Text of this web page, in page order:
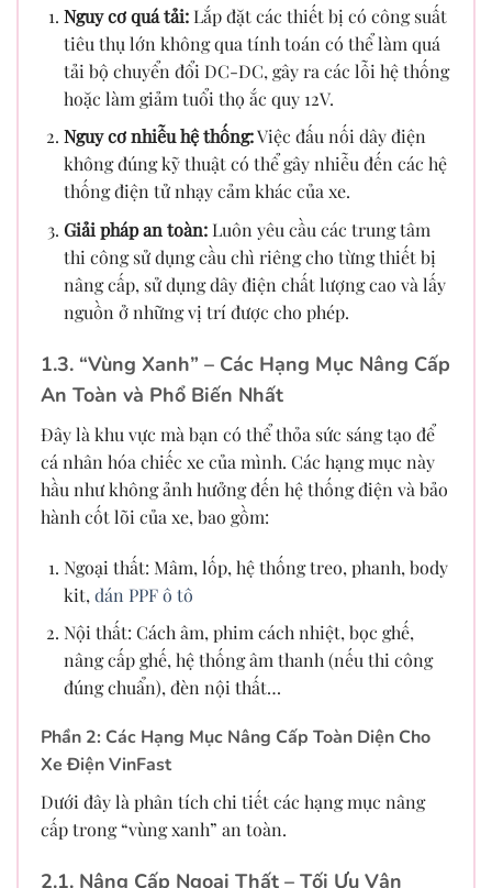
Nguy cơ quá tải:Lắp đặt các thiết bị có công suất
tiêu thụ lớn không qua tính toán có thể làm quá
tải bộ chuyển đổi DC-DC, gây ra các lỗi hệ thống
hoặc làm giảm tuổi thọ ắc quy 12V.
Nguy cơ nhiễu hệ thống:Việc đấu nối dây điện
không đúng kỹ thuật có thể gây nhiễu đến các hệ
thống điện tử nhạy cảm khác của xe.
Giải pháp an toàn:Luôn yêu cầu các trung tâm
thi công sử dụng cầu chì riêng cho từng thiết bị
nâng cấp, sử dụng dây điện chất lượng cao và lấy
nguồn ở những vị trí được cho phép.
1.3. “Vùng Xanh” – Các Hạng Mục Nâng Cấp
An Toàn và Phổ Biến Nhất
Đây là khu vực mà bạn có thể thỏa sức sáng tạo để
cá nhân hóa chiếc xe của mình. Các hạng mục này
hầu như không ảnh hưởng đến hệ thống điện và bảo
hành cốt lõi của xe, bao gồm:
Ngoại thất: Mâm, lốp, hệ thống treo, phanh, body
kit, dán PPF ô tô
Nội thất: Cách âm, phim cách nhiệt, bọc ghế,
nâng cấp ghế, hệ thống âm thanh (nếu thi công
đúng chuẩn), đèn nội thất…
Phần 2: Các Hạng Mục Nâng Cấp Toàn Diện Cho
Xe Điện VinFast
Dưới đây là phân tích chi tiết các hạng mục nâng
cấp trong “vùng xanh” an toàn.
2.1. Nâng Cấp Ngoại Thất – Tối Ưu Vận